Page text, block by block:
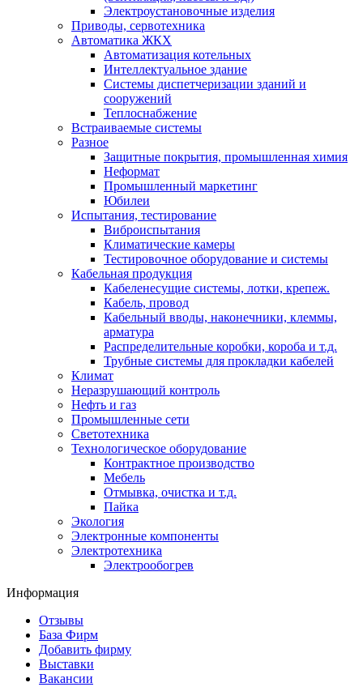
Электроустановочные изделия
Приводы, сервотехника
Автоматика ЖКХ
Автоматизация котельных
Интеллектуальное здание
Системы диспетчеризации зданий и
сооружений
Теплоснабжение
Встраиваемые системы
Разное
Защитные покрытия, промышленная химия
Неформат
Промышленный маркетинг
Юбилеи
Испытания, тестирование
Виброиспытания
Климатические камеры
Тестировочное оборудование и системы
Кабельная продукция
Кабеленесущие системы, лотки, крепеж.
Кабель, провод
Кабельный вводы, наконечники, клеммы,
арматура
Распределительные коробки, короба и т.д.
Трубные системы для прокладки кабелей
Климат
Неразрушающий контроль
Нефть и газ
Промышленные сети
Светотехника
Технологическое оборудование
Контрактное производство
Мебель
Отмывка, очистка и т.д.
Пайка
Экология
Электронные компоненты
Электротехника
Электрообогрев
Информация
Отзывы
База Фирм
Добавить фирму
Выставки
Вакансии